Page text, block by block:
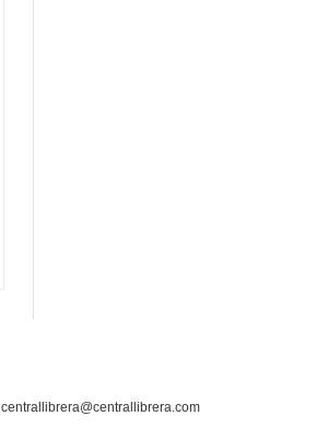
centrallibrera@centrallibrera.com